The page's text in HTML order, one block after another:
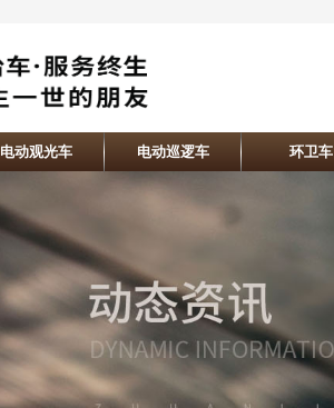
电动观光车 电动巡逻车 环卫车